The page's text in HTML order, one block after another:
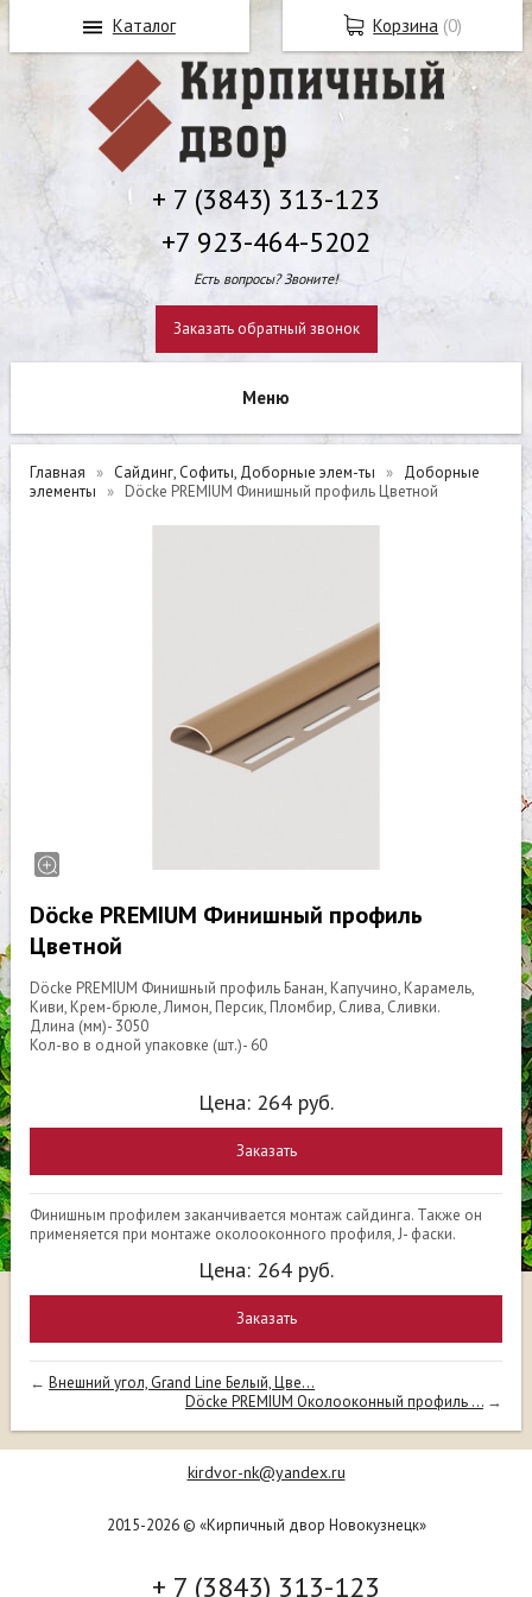
+ 7 (3843) 313-123
+7 923-464-5202
Есть вопросы? Звоните!
Заказать обратный звонок
Главная Сайдинг, Софиты, Доборные элем-ты
Доборные
элементы
Döcke PREMIUM Финишный профиль Цветной
Döcke PREMIUM Финишный профиль
Цветной
Döcke PREMIUM Финишный профиль Банан, Капучино, Карамель,
Киви, Крем-брюле, Лимон, Персик, Пломбир, Слива, Сливки.
Длина (мм)- 3050
Кол-во в одной упаковке (шт.)- 60
Цена: 264 руб.
Заказать
Финишным профилем заканчивается монтаж сайдинга. Также он
применяется при монтаже околооконного профиля, J- фаски.
Цена: 264 руб.
Заказать
←Внешний угол, Grand Line Белый, Цве...
Döcke PREMIUM Околооконный профиль ...→
kirdvor-nk@yandex.ru
2015-2026 © «Кирпичный двор Новокузнецк»
+ 7 (3843) 313-123
Корзина (0)
Каталог